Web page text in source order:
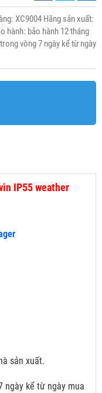
XC9004 Hãng sản xuất:
hành: bảo hành 12 tháng
vòng 7 ngày kể từ ngày
IP55 weather
sản xuất.
ngày kể từ ngày mua